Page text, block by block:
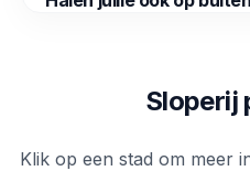
Sloperij
Klik op een stad om meer